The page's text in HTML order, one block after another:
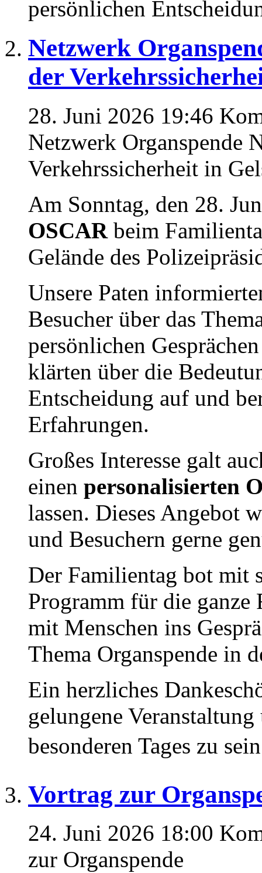
persönlichen
Netzwerk
der
28. Juni 2026 19:46
Netzwerk Organspende
Verkehrssicherheit in
Am Sonntag, den 28.
OSCARbeim
Gelände des
Unsere Paten
Besucher über das
persönlichen
klärten über die
Entscheidung auf und
Erfahrungen.
Großes Interesse galt
einen personalisierten
lassen. Dieses Angebot
und Besuchern gerne
Der Familientag bot mit
Programm für die ganze
mit Menschen ins
Thema Organspende in
Ein herzliches
gelungene
besonderen Tages zu
Vortrag zur
24. Juni 2026 18:00
zur Organspende